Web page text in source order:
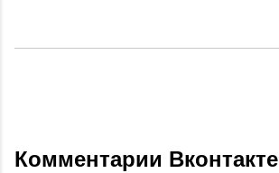
Комментарии Вконтакте